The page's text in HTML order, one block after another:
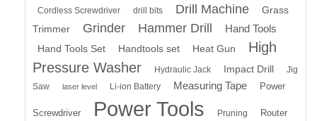
Cordless Screwdriver drill bits Drill Machine
Grass
Trimmer
Grinder Hammer Drill Hand Tools
Hand Tools Set Handtools set Heat Gun
High
Pressure Washer
Hydraulic Jack Impact Drill
Jig
Saw
laser level Li-ion Battery Measuring Tape Power
Screwdriver Power Tools Pruning Router